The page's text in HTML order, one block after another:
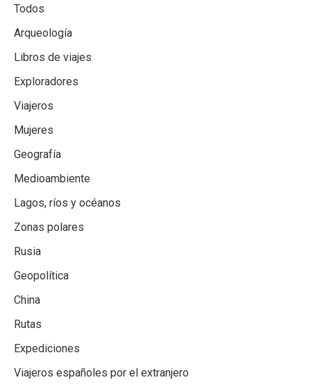
Todos
Arqueología
Libros de viajes
Exploradores
Viajeros
Mujeres
Geografía
Medioambiente
Lagos, ríos y océanos
Zonas polares
Rusia
Geopolítica
China
Rutas
Expediciones
Viajeros españoles por el extranjero